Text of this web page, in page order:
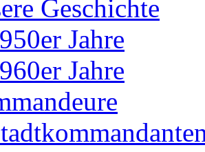
Geschichte
Jahre
Jahre